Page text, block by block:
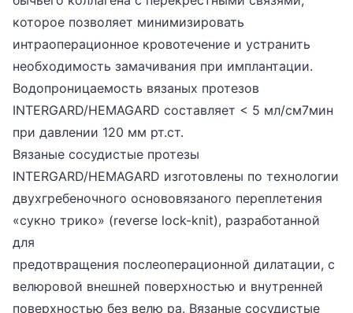
которое позволяет минимизировать
интраоперационное кровотечение и устранить
необходимость замачивания при имплантации.
Водопроницаемость вязаных протезов
INTERGARD/HEMAGARD составляет < 5 мл/см7мин
при давлении 120 мм рт.ст.
Вязаные сосудистые протезы
INTERGARD/HEMAGARD изготовлены по технологии
двухгребеночного основовязаного переплетения
«сукно трико» (reverse lock-knit), разработанной
для
предотвращения послеоперационной дилатации, с
велюровой внешней поверхностью и внутренней
поверхностью без велю ра. Вязаные сосудистые